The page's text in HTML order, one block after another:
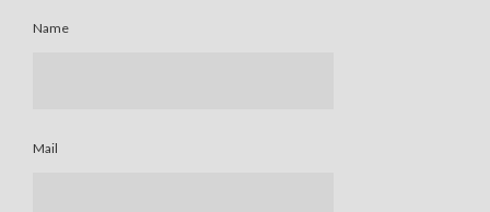
Name
Mail